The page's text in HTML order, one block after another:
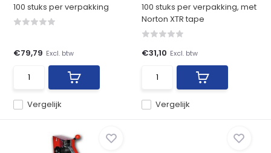
100 stuks per verpakking
Vergelijk
€79,79 Excl. btw
100 stuks per verpakking, met
Norton XTR tape
Vergelijk
€31,10 Excl. btw